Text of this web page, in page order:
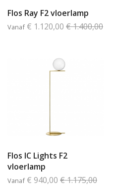
Flos Ray F2 vloerlamp
Vanaf € 1.120,00 € 1.400,00
Flos IC Lights F2
vloerlamp
Vanaf € 940,00 € 1.175,00